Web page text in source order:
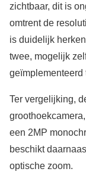
zichtbaar, dit is
omtrent de
is duidelijk
twee, mogelijk
geïmplementeerd
Ter vergelijking,
een 2MP
beschikt
optische zoom.